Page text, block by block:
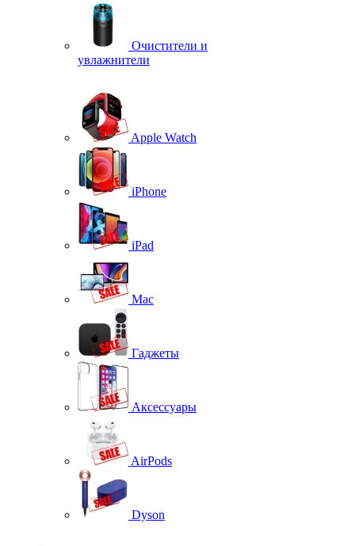
Очистители и
увлажнители
Apple Watch
iPhone
iPad
Mac
Гаджеты
Аксессуары
AirPods
Dyson